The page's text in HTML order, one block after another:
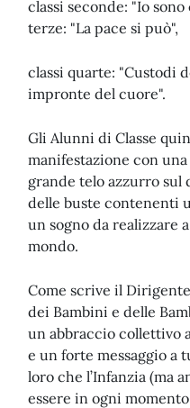
classi seconde: "Io
terze: "La pace si può",
classi quarte: "Custodi
impronte del cuore".
Gli Alunni di Classe
manifestazione con
grande telo azzurro sul
delle buste contenenti
un sogno da realizzare
mondo.
Come scrive il
dei Bambini e delle
un abbraccio collettivo
e un forte messaggio
loro che l’Infanzia (ma
essere in ogni